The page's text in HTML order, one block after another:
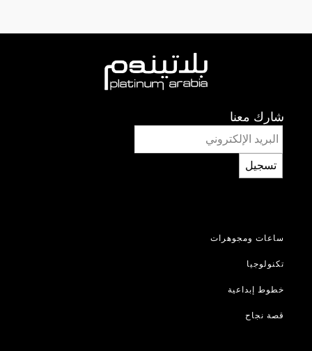
شارك معنا
تسجيل
ساعات ومجوهرات
تكنولوجيا
خطوط إبداعية
قصة نجاح